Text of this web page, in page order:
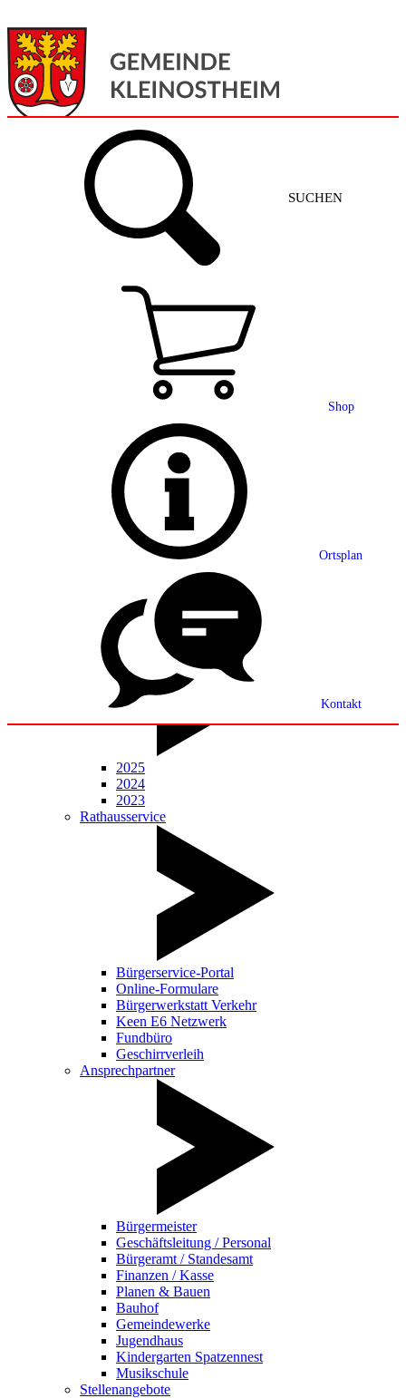
SUCHEN
Shop
Ortsplan
Kontakt
Gemeinde + Service
Grußwort
Ortsplan
Partnerschaft
Statistik
Mitteilungsblatt
2025
2024
2023
Rathausservice
Bürgerservice-Portal
Online-Formulare
Bürgerwerkstatt Verkehr
Keen E6 Netzwerk
Fundbüro
Geschirrverleih
Ansprechpartner
Bürgermeister
Geschäftsleitung / Personal
Bürgeramt / Standesamt
Finanzen / Kasse
Planen & Bauen
Bauhof
Gemeindewerke
Jugendhaus
Kindergarten Spatzennest
Musikschule
Stellenangebote